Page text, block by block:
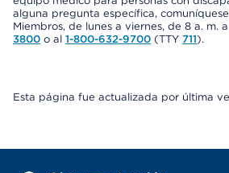
alguna pregunta específica,
Miembros, de lunes a viernes, de 8 a. m.
3800 o al 1-800-632-9700 (TTY 711).
Esta página fue actualizada por última